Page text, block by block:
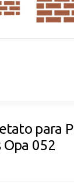
para
Opa 052